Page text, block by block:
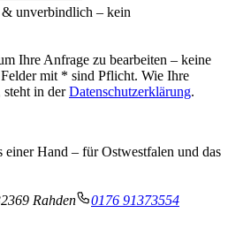
unverbindlich – kein
Ihre Anfrage zu bearbeiten – keine
mit * sind Pflicht. Wie Ihre
steht in derDatenschutzerklärung.
einer Hand – für Ostwestfalen und das
Rahden
0176 91373554